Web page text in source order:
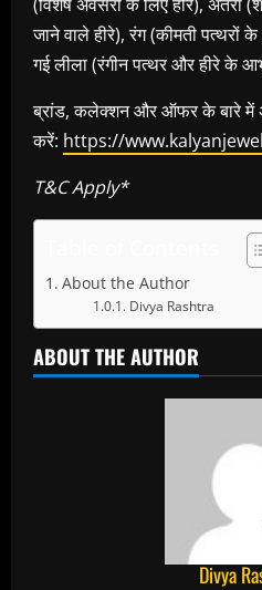
जाने वाले हीरे), रंग (कीमती
गई लीला (रंगीन पत्थर और हीरे के
ब्रांड, कलेक्शन और ऑफर के बारे में
करें: https://
T&C Apply*
About the Author
Divya Rashtra
ABOUT THE AUTHOR
Divya